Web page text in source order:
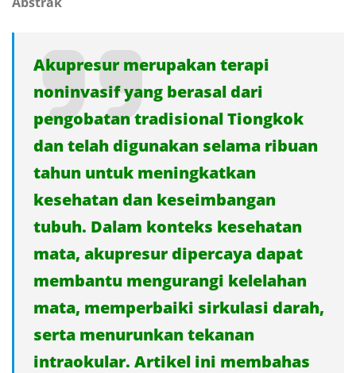
Akupresur merupakan terapi
noninvasif yang berasal dari
pengobatan tradisional Tiongkok
dan telah digunakan selama ribuan
tahun untuk meningkatkan
kesehatan dan keseimbangan
tubuh. Dalam konteks kesehatan
mata, akupresur dipercaya dapat
membantu mengurangi kelelahan
mata, memperbaiki sirkulasi darah,
serta menurunkan tekanan
intraokular. Artikel ini membahas